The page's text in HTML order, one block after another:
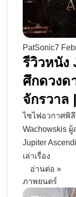
PatSonic7
รีวิวหนัง
ศึกดวงด
จักรวาล
ไซไฟอวกาศพิ
Wachowskis
Jupiter
เล่าเรื่อง
อ่านต่อ »
ภาพยนตร์